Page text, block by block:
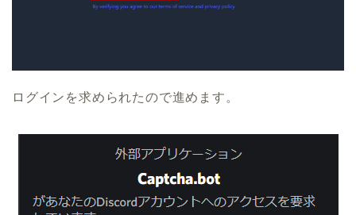
ログインを求められたので進めます。